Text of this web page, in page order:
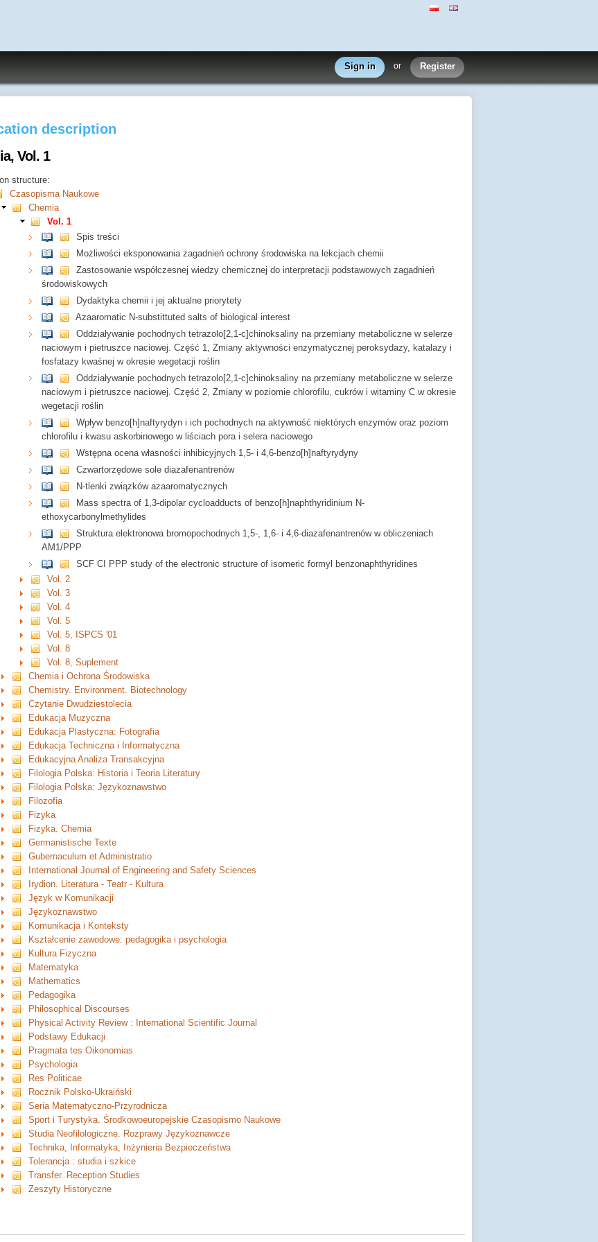
Sign in or Register
description
Vol. 1
structure:
Czasopisma Naukowe
Chemia
Vol. 1
Spis treści
Możliwości eksponowania zagadnień ochrony środowiska na lekcjach chemii
Zastosowanie współczesnej wiedzy chemicznej do interpretacji podstawowych zagadnień
środowiskowych
Dydaktyka chemii i jej aktualne priorytety
Azaaromatic N-substittuted salts of biological interest
Oddziaływanie pochodnych tetrazolo[2,1-c]chinoksaliny na przemiany metaboliczne w selerze
naciowym i pietruszce naciowej. Część 1, Zmiany aktywności enzymatycznej peroksydazy, katalazy i
fosfatazy kwaśnej w okresie wegetacji roślin
Oddziaływanie pochodnych tetrazolo[2,1-c]chinoksaliny na przemiany metaboliczne w selerze
naciowym i pietruszce naciowej. Część 2, Zmiany w poziomie chlorofilu, cukrów i witaminy C w okresie
wegetacji roślin
Wpływ benzo[h]naftyrydyn i ich pochodnych na aktywność niektórych enzymów oraz poziom
chlorofilu i kwasu askorbinowego w liściach pora i selera naciowego
Wstępna ocena własności inhibicyjnych 1,5- i 4,6-benzo[h]naftyrydyny
Czwartorzędowe sole diazafenantrenów
N-tlenki związków azaaromatycznych
Mass spectra of 1,3-dipolar cycloadducts of benzo[h]naphthyridinium N-
ethoxycarbonylmethylides
Struktura elektronowa bromopochodnych 1,5-, 1,6- i 4,6-diazafenantrenów w obliczeniach
AM1/PPP
SCF CI PPP study of the electronic structure of isomeric formyl benzonaphthyridines
Vol. 2
Vol. 3
Vol. 4
Vol. 5
Vol. 5, ISPCS '01
Vol. 8
Vol. 8, Suplement
Chemia i Ochrona Środowiska
Chemistry. Environment. Biotechnology
Czytanie Dwudziestolecia
Edukacja Muzyczna
Edukacja Plastyczna: Fotografia
Edukacja Techniczna i Informatyczna
Edukacyjna Analiza Transakcyjna
Filologia Polska: Historia i Teoria Literatury
Filologia Polska: Językoznawstwo
Filozofia
Fizyka
Fizyka. Chemia
Germanistische Texte
Gubernaculum et Administratio
International Journal of Engineering and Safety Sciences
Irydion. Literatura - Teatr - Kultura
Język w Komunikacji
Językoznawstwo
Komunikacja i Konteksty
Kształcenie zawodowe: pedagogika i psychologia
Kultura Fizyczna
Matematyka
Mathematics
Pedagogika
Philosophical Discourses
Physical Activity Review : International Scientific Journal
Podstawy Edukacji
Pragmata tes Oikonomias
Psychologia
Res Politicae
Rocznik Polsko-Ukraiński
Seria Matematyczno-Przyrodnicza
Sport i Turystyka. Środkowoeuropejskie Czasopismo Naukowe
Studia Neofilologiczne. Rozprawy Językoznawcze
Technika, Informatyka, Inżynieria Bezpieczeństwa
Tolerancja : studia i szkice
Transfer. Reception Studies
Zeszyty Historyczne